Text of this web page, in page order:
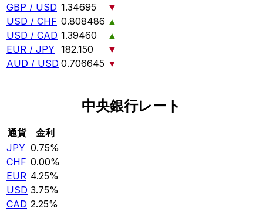
GBP / USD 1.34695
▼
USD / CHF 0.808486 ▲
USD / CAD 1.39460
▲
EUR / JPY 182.150
▼
AUD / USD 0.706645 ▼
中央銀行レート
通貨
金利
JPY 0.75%
CHF 0.00%
EUR 4.25%
USD 3.75%
CAD 2.25%